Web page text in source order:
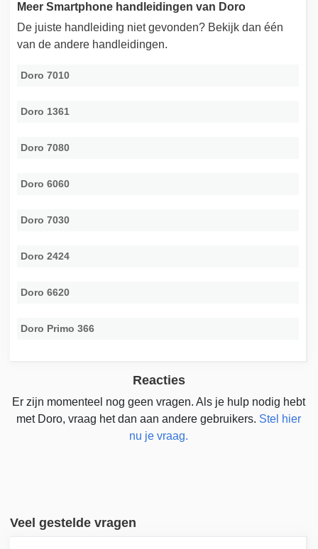
Meer Smartphone handleidingen van Doro
De juiste handleiding niet gevonden? Bekijk dan één
van de andere handleidingen.
Doro 7010
Doro 1361
Doro 7080
Doro 6060
Doro 7030
Doro 2424
Doro 6620
Doro Primo 366
Reacties
Er zijn momenteel nog geen vragen. Als je hulp nodig hebt
met Doro, vraag het dan aan andere gebruikers. Stel hier
nu je vraag.
Veel gestelde vragen